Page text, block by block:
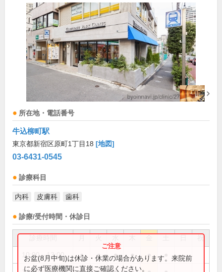
所在地・電話番号
牛込柳町駅
東京都新宿区原町1丁目18 [地図]
03-6431-0545
診療科目
内科 皮膚科 歯科
診療/受付時間・休診日
祝
10:00～13:00 ● ● ● ● ●
お盆(8月中旬)は休診・休業の場合があります。来院前
に必ず医療機関に直接ご確認ください。